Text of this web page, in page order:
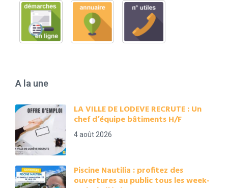
A la une
LA VILLE DE LODEVE RECRUTE : Un
chef d’équipe bâtiments H/F
4 août 2026
Piscine Nautilia : profitez des
ouvertures au public tous les week-